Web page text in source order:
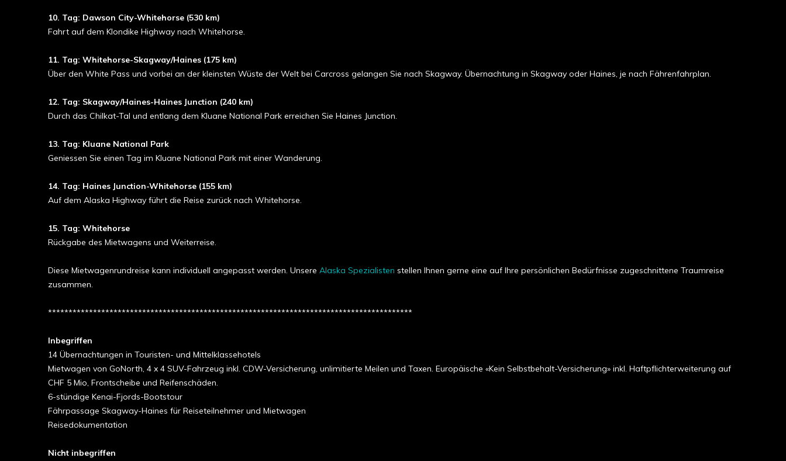
10. Tag: Dawson City-Whitehorse (530 km)
Fahrt auf dem Klondike Highway nach Whitehorse.
11. Tag: Whitehorse-Skagway/Haines (175 km)
Über den White Pass und vorbei an der kleinsten Wüste der Welt bei Carcross gelangen Sie nach Skagway. Übernachtung in Skagway oder Haines, je nach Fährenfahrplan.
12. Tag: Skagway/Haines-Haines Junction (240 km)
Durch das Chilkat-Tal und entlang dem Kluane National Park erreichen Sie Haines Junction.
13. Tag: Kluane National Park
Geniessen Sie einen Tag im Kluane National Park mit einer Wanderung.
14. Tag: Haines Junction-Whitehorse (155 km)
Auf dem Alaska Highway führt die Reise zurück nach Whitehorse.
15. Tag: Whitehorse
Rückgabe des Mietwagens und Weiterreise.
Diese Mietwagenrundreise kann individuell angepasst werden. Unsere Alaska Spezialisten stellen Ihnen gerne eine auf Ihre persönlichen Bedürfnisse zugeschnittene Traumreise
zusammen.
*****************************************************************************************
Inbegriffen
14 Übernachtungen in Touristen- und Mittelklassehotels
Mietwagen von GoNorth, 4 x 4 SUV-Fahrzeug inkl. CDW-Versicherung, unlimitierte Meilen und Taxen. Europäische «Kein Selbstbehalt-Versicherung» inkl. Haftpflichterweiterung auf
CHF 5 Mio, Frontscheibe und Reifenschäden.
6-stündige Kenai-Fjords-Bootstour
Fährpassage Skagway-Haines für Reiseteilnehmer und Mietwagen
Reisedokumentation
Nicht inbegriffen